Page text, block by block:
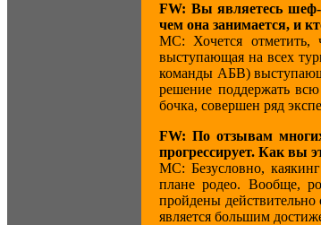
FW: Вы являетесь
чем она занимается, и
МС: Хочется отметить,
выступающая на всех
команды АБВ)
решение поддержать
бочка, совершен ряд
FW: По отзывам
прогрессирует. Как вы
МС: Безусловно,
плане родео. Вообще,
пройдены
является большим